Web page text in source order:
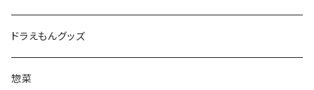
ドラえもんグッズ
惣菜